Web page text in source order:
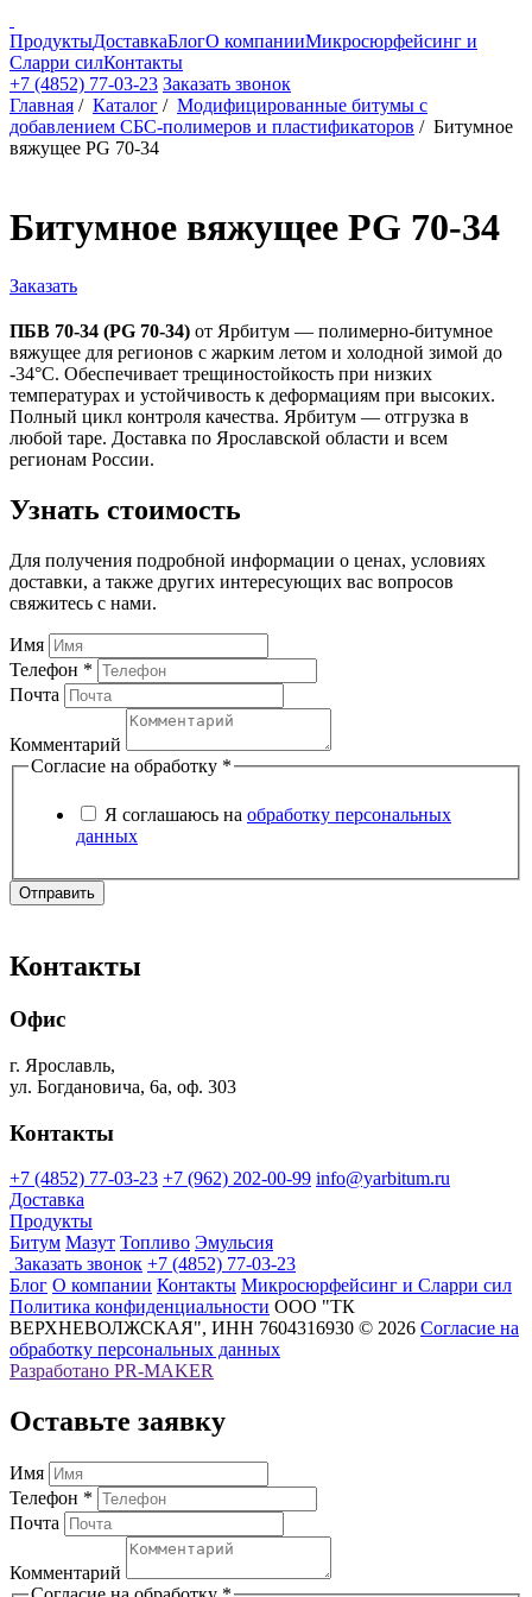
ПродуктыДоставкаБлогО компанииМикросюрфейсинг и
Сларри силКонтакты
+7 (4852) 77-03-23 Заказать звонок
Главная / Каталог / Модифицированные битумы с
добавлением СБС-полимеров и пластификаторов / Битумное
вяжущее PG 70-34
Битумное вяжущее PG 70-34
Заказать
ПБВ 70-34 (PG 70-34) от Ярбитум — полимерно-битумное
вяжущее для регионов с жарким летом и холодной зимой до
-34°C. Обеспечивает трещиностойкость при низких
температурах и устойчивость к деформациям при высоких.
Полный цикл контроля качества. Ярбитум — отгрузка в
любой таре. Доставка по Ярославской области и всем
регионам России.
Узнать стоимость
Для получения подробной информации о ценах, условиях
доставки, а также других интересующих вас вопросов
свяжитесь с нами.
Имя
Телефон *
Почта
Комментарий
Согласие на обработку *
Я соглашаюсь на обработку персональных
данных
Отправить
Контакты
Офис
г. Ярославль,
ул. Богдановича, 6а, оф. 303
Контакты
+7 (4852) 77-03-23 +7 (962) 202-00-99 info@yarbitum.ru
Доставка
Продукты
Битум Мазут Топливо Эмульсия
Заказать звонок +7 (4852) 77-03-23
Блог О компании Контакты Микросюрфейсинг и Сларри сил
Политика конфиденциальности ООО "ТК
ВЕРХНЕВОЛЖСКАЯ", ИНН 7604316930 © 2026 Согласие на
обработку персональных данных
Разработано PR-MAKER
Оставьте заявку
Имя
Телефон *
Почта
Комментарий